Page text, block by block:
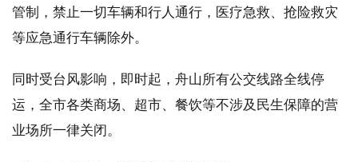
管制，禁止一切车辆和行人通行，医疗急救、抢险救灾
等应急通行车辆除外。
同时受台风影响，即时起，舟山所有公交线路全线停
运，全市各类商场、超市、餐饮等不涉及民生保障的营
业场所一律关闭。